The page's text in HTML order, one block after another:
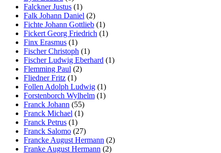
Falckner Justus (1)
Falk Johann Daniel (2)
Fichte Johann Gottlieb (1)
Fickert Georg Friedrich (1)
Finx Erasmus (1)
Fischer Christoph (1)
Fischer Ludwig Eberhard (1)
Flemming Paul (2)
Fliedner Fritz (1)
Follen Adolph Ludwig (1)
Forstenborch Wylhelm (1)
Franck Johann (55)
Franck Michael (1)
Franck Petrus (1)
Franck Salomo (27)
Francke August Hermann (2)
Franke August Hermann (2)